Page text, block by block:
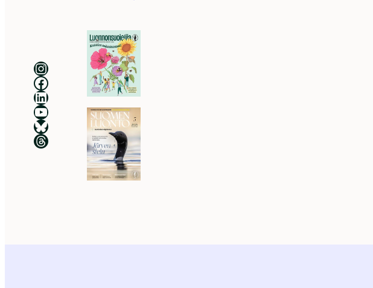
Luonnonsuojeluliitto Instagramissa
Luonnonsuojeluliitto Facebookissa
Luonnonsuojeluliitto LinkedInissä
Luonnonsuojeluliiton YouTube-kanava
Luonnonsuojeluliitto Blueskyssa
Luonnonsuojeluliitto Threadsissa